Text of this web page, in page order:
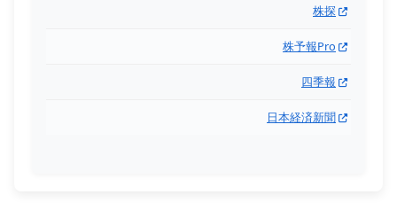
株探
株予報Pro
四季報
日本経済新聞